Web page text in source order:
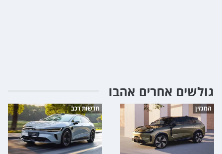
גולשים אחרים אהבו
המגזין חדשות רכב